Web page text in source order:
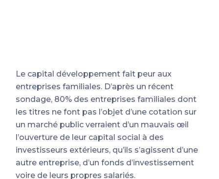
Le capital développement fait peur aux
entreprises familiales. D’après un récent
sondage, 80% des entreprises familiales dont
les titres ne font pas l’objet d’une cotation sur
un marché public verraient d’un mauvais œil
l’ouverture de leur capital social à des
investisseurs extérieurs, qu’ils s’agissent d’une
autre entreprise, d’un fonds d’investissement
voire de leurs propres salariés.